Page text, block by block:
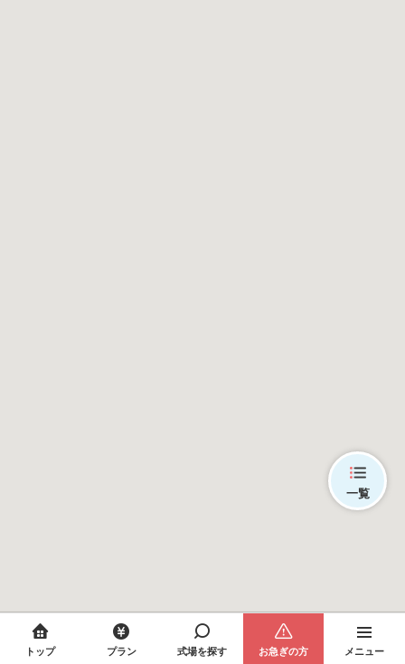
一覧
トップ プラン 式場を探す お急ぎの方 メニュー